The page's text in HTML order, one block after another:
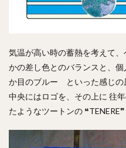
気温が高い時の蓄熱を考えて
かの差し色とのバランスと、
か目のブルー といった感じの
中央にはロゴを、その上に 往
たようなツートンの ❝TENERE❞